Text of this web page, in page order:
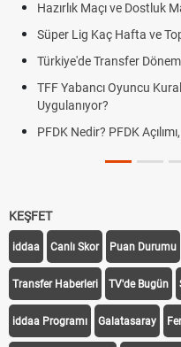
Resmî Maçlardan Farkları
Maç Oynanır?
Başlıyor ve Bitiyor?
Sezonda Nasıl
ve Karar Süreci
KEŞFET
iddaa Canlı Skor Puan Durumu
Transfer Haberleri TV'de Bugün
iddaa Programı Galatasaray